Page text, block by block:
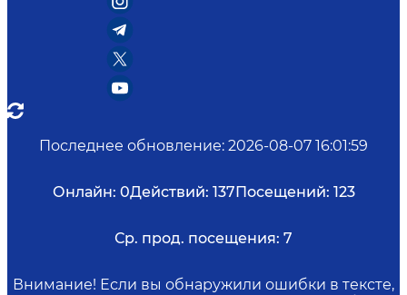
Последнее обновление: 2026-08-07 16:01:59
Онлайн: 0Действий: 137 Посещений: 123
Ср. прод. посещения: 7
Внимание! Если вы обнаружили ошибки в тексте,